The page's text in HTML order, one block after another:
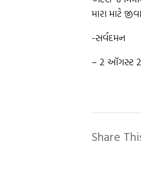
મારા માટે
-સર્વદમન
– 2 ઑગસ્ટ
Share